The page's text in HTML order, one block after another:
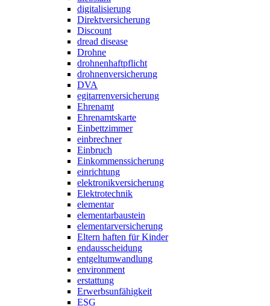
digitalisierung
Direktversicherung
Discount
dread disease
Drohne
drohnenhaftpflicht
drohnenversicherung
DVA
egitarrenversicherung
Ehrenamt
Ehrenamtskarte
Einbettzimmer
einbrechner
Einbruch
Einkommenssicherung
einrichtung
elektronikversicherung
Elektrotechnik
elementar
elementarbaustein
elementarversicherung
Eltern haften für Kinder
endausscheidung
entgeltumwandlung
environment
erstattung
Erwerbsunfähigkeit
ESG